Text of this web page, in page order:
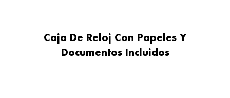
Caja De Reloj Con Papeles Y
Documentos Incluidos